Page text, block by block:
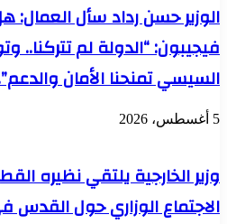
الوزير حسن رداد سأل العمال:
فيجيبون: “الدولة لم تتركنا..
السيسي تمنحنا الأمان
5 أغسطس، 2026
وزير الخارجية يلتقي نظيره
الاجتماع الوزاري حول القدس